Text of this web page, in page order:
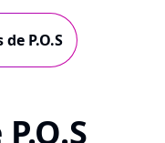
P.O.S